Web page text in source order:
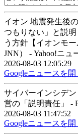
イオン 地震発生後
つもりない」と説
う方針【イオンモ
JNN） - Yahoo!ニュ
2026-08-03 12:05:29
Googleニュースを開
サイバーインシデ
営の「説明責任」 -
2026-08-03 11:47:52
Googleニュースを開